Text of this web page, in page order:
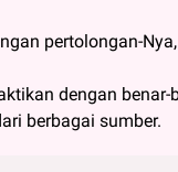
pertolongan-
dengan benar-
berbagai sumber.